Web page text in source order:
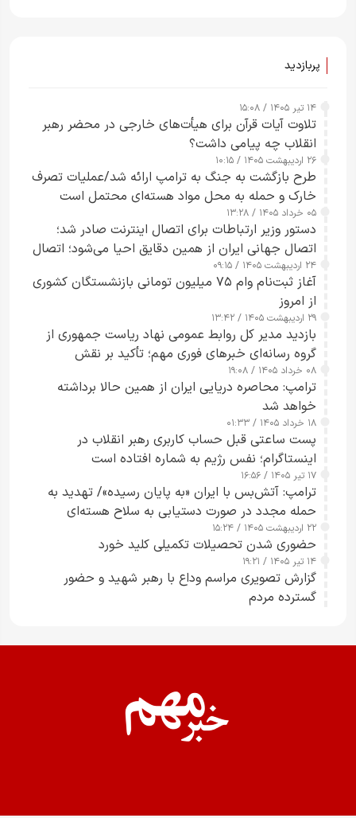
پربازدید
۱۴ تیر ۱۴۰۵ / ۱۵:۰۸
تلاوت آیات قرآن برای هیأت‌های خارجی در محضر رهبر
انقلاب چه پیامی داشت؟
۲۶ اردیبهشت ۱۴۰۵ / ۱۰:۱۵
طرح‌ بازگشت به جنگ به ترامپ ارائه شد/عملیات تصرف
خارک و حمله به محل مواد هسته‌ای محتمل است
۰۵ خرداد ۱۴۰۵ / ۱۳:۲۸
دستور وزیر ارتباطات برای اتصال اینترنت صادر شد؛
اتصال جهانی ایران از همین دقایق احیا می‌شود؛ اتصال
کامل مردم تا ۲۴ ساعت آینده
۲۴ اردیبهشت ۱۴۰۵ / ۰۹:۱۵
آغاز ثبت‌نام وام ۷۵ میلیون تومانی بازنشستگان کشوری
از امروز
۲۹ اردیبهشت ۱۴۰۵ / ۱۳:۴۲
بازدید مدیر کل روابط عمومی نهاد ریاست جمهوری از
گروه رسانه‌ای خبرهای فوری مهم؛ تأکید بر نقش
رسانه‌های هوشمند و مسئول در ارتقای آگاهی عمومی
۰۸ خرداد ۱۴۰۵ / ۱۹:۰۸
ترامپ: محاصره دریایی ایران از همین حالا برداشته
خواهد شد
۱۸ خرداد ۱۴۰۵ / ۰۱:۳۳
پست ساعتی قبل حساب کاربری رهبر انقلاب در
اینستاگرام؛ نفس رژیم به شماره افتاده است​
۱۷ تیر ۱۴۰۵ / ۱۶:۵۶
ترامپ: آتش‌بس با ایران «به پایان رسیده»/ تهدید به
حمله مجدد در صورت دستیابی به سلاح هسته‌ای
۲۲ اردیبهشت ۱۴۰۵ / ۱۵:۲۴
حضوری شدن تحصیلات تکمیلی کلید خورد
۱۴ تیر ۱۴۰۵ / ۱۹:۲۱
گزارش تصویری مراسم وداع با رهبر شهید و حضور
گسترده مردم